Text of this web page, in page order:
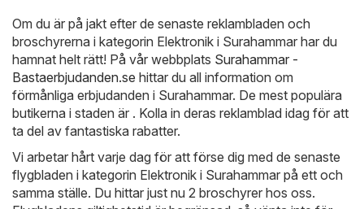
Om du är på jakt efter de senaste reklambladen och
broschyrerna i kategorin Elektronik i Surahammar har du
hamnat helt rätt! På vår webbplats Surahammar -
Bastaerbjudanden.se hittar du all information om
förmånliga erbjudanden i Surahammar. De mest populära
butikerna i staden är . Kolla in deras reklamblad idag för att
ta del av fantastiska rabatter.
Vi arbetar hårt varje dag för att förse dig med de senaste
flygbladen i kategorin Elektronik i Surahammar på ett och
samma ställe. Du hittar just nu 2 broschyrer hos oss.